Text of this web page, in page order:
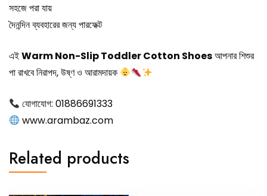
সহজে পরা যায়
দৈনন্দিন ব্যবহারের জন্য পারফেক্ট
এইWarm Non-Slip Toddler Cotton Shoesআপনার শিশুর
পা রাখবে নিরাপদ, উষ্ণ ও আরামদায়ক
যোগাযোগ: 01886691333
www.arambaz.com
Related products